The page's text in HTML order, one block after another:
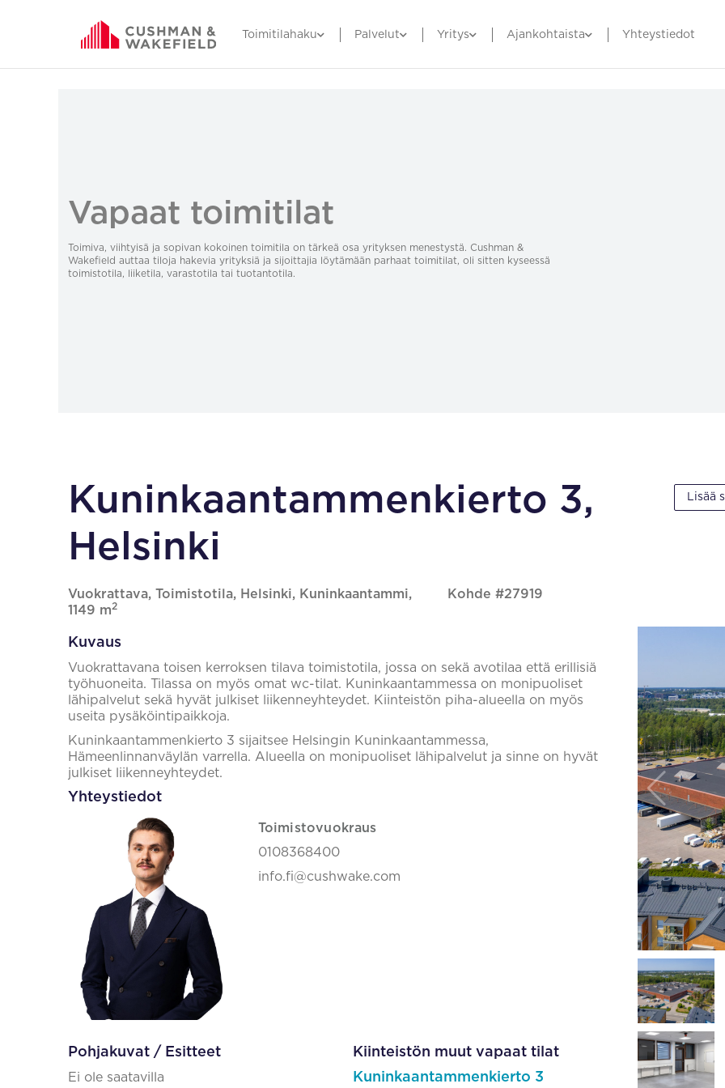
Toimitilahaku Palvelut Yritys Ajankohtaista Yhteystiedot
Vapaat toimitilat
Toimiva, viihtyisä ja sopivan kokoinen toimitila on tärkeä osa yrityksen menestystä. Cushman &
Wakefield auttaa tiloja hakevia yrityksiä ja sijoittajia löytämään parhaat toimitilat, oli sitten kyseessä
toimistotila, liiketila, varastotila tai tuotantotila.
Kuninkaantammenkierto 3,
Helsinki
Vuokrattava, Toimistotila, Helsinki, Kuninkaantammi,
1149 m2
Kohde #27919
Lisää
Kuvaus
Vuokrattavana toisen kerroksen tilava toimistotila, jossa on sekä avotilaa että erillisiä
työhuoneita. Tilassa on myös omat wc-tilat. Kuninkaantammessa on monipuoliset
lähipalvelut sekä hyvät julkiset liikenneyhteydet. Kiinteistön piha-alueella on myös
useita pysäköintipaikkoja.
Kuninkaantammenkierto 3 sijaitsee Helsingin Kuninkaantammessa,
Hämeenlinnanväylän varrella. Alueella on monipuoliset lähipalvelut ja sinne on hyvät
julkiset liikenneyhteydet.
Yhteystiedot
Toimistovuokraus
0108368400
info.fi@cushwake.com
Pohjakuvat / Esitteet
Ei ole saatavilla
Kiinteistön muut vapaat tilat
Kuninkaantammenkierto 3